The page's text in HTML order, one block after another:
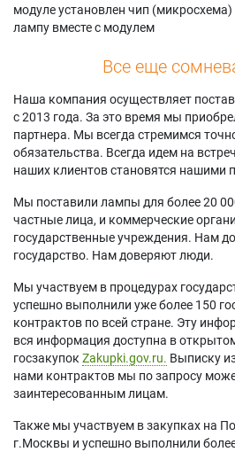
модуле установлен чип
лампу вместе с модулем
Все еще
Наша компания осуществляет
с 2013 года. За это время мы
партнера. Мы всегда стремимся
обязательства. Всегда идем на
наших клиентов становятся нашими
Мы поставили лампы для более 20
частные лица, и коммерческие
государственные учреждения. Нам
государство. Нам доверяют люди.
Мы участвуем в процедурах
успешно выполнили уже более 150
контрактов по всей стране. Эту
вся информация доступна в
госзакупок Zakupki.gov.ru. Выписку
нами контрактов мы по запросу
заинтересованным лицам.
Также мы участвуем в закупках на
г.Москвы и успешно выполнили